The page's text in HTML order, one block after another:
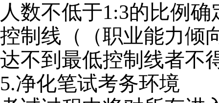
人数不低于1:3的比例
控制线（（职业能力倾
达不到最低控制线者不
5.净化笔试考务环境